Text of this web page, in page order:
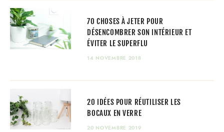
70 CHOSES À JETER POUR
DÉSENCOMBRER SON INTÉRIEUR ET
ÉVITER LE SUPERFLU
14 NOVEMBRE 2018
20 IDÉES POUR RÉUTILISER LES
BOCAUX EN VERRE
20 NOVEMBRE 2019